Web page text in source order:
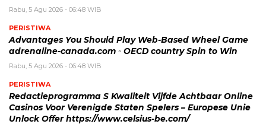
Rabu, 5 Agu 2026 - 06:48 WIB
PERISTIWA
Advantages You Should Play Web-Based Wheel Game
adrenaline-canada.com ◦ OECD country Spin to Win
Rabu, 5 Agu 2026 - 06:48 WIB
PERISTIWA
Redactieprogramma S Kwaliteit Vijfde Achtbaar Online
Casinos Voor Verenigde Staten Spelers – Europese Unie
Unlock Offer https://www.celsius-be.com/